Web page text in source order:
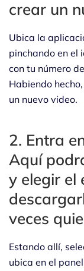
crear un
Ubica la
pinchando en el
con tu número
Habiendo
un nuevo video.
2. Entra
Aquí
y elegir el
veces
Estando allí,
ubica en el